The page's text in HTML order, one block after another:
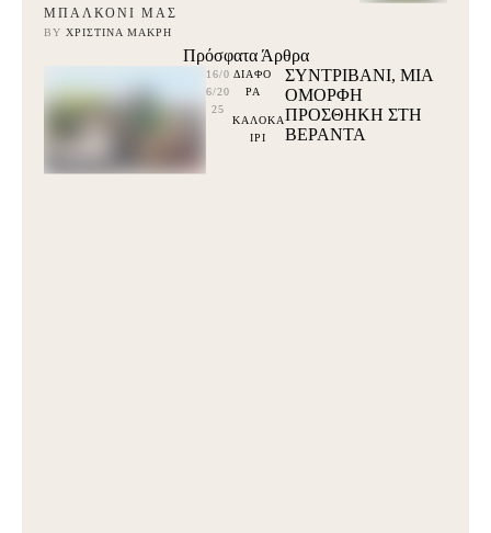
ΜΠΑΛΚΌΝΙ ΜΑΣ
BY ΧΡΙΣΤΊΝΑ ΜΑΚΡΉ
Πρόσφατα Άρθρα
16/0
6/20
25
ΔΙΑΦΟ
ΡΑ
ΚΑΛΟΚΑ
ΙΡΙ
ΣΥΝΤΡΙΒΑΝΙ, ΜΙΑ
ΟΜΟΡΦΗ
ΠΡΟΣΘΗΚΗ ΣΤΗ
ΒΕΡΑΝΤΑ